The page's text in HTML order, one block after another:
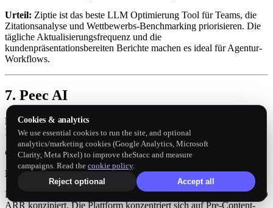
Urteil: Ziptie ist das beste LLM Optimierung Tool für Teams, die
Zitationsanalyse und Wettbewerbs-Benchmarking priorisieren. Die
tägliche Aktualisierungsfrequenz und die
kundenpräsentationsbereiten Berichte machen es ideal für Agentur-
Workflows.
7. Peec AI
Bestens geeignet für:
Implementierung benötigen
Gesamtbewertung:4,2/5
Preisgestaltung:
89 bis 499 EUR pro Monat
Peec AI ist für B2B-SaaS-Unternehmen mit 5 bis 30 Millionen USD
ARR konzipiert. Die Plattform konzentriert sich auf Pre-Content-
Cookies & analytics
We use essential cookies to run the site, and optional
analytics/marketing cookies (Google Analytics, Microsoft
Clarity, Meta Pixel) to improve theStacc and measure
campaigns. Read the cookie policy.
Reject optional
Accept all